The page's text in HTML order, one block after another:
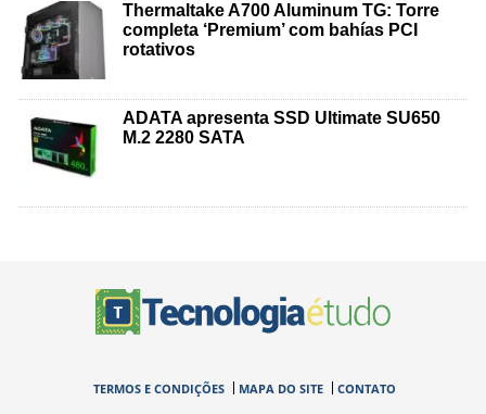
Thermaltake A700 Aluminum TG: Torre
completa ‘Premium’ com bahías PCI
rotativos
ADATA apresenta SSD Ultimate SU650
M.2 2280 SATA
TERMOS E CONDIÇÕES MAPA DO SITE CONTATO